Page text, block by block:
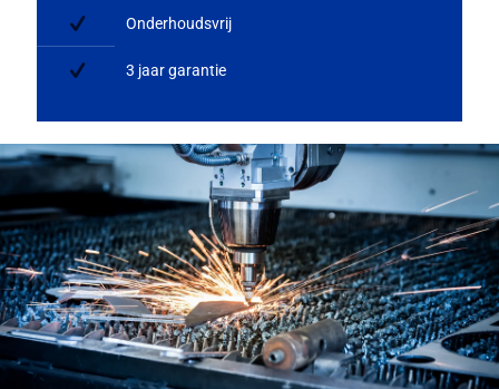
Onderhoudsvrij
3 jaar garantie